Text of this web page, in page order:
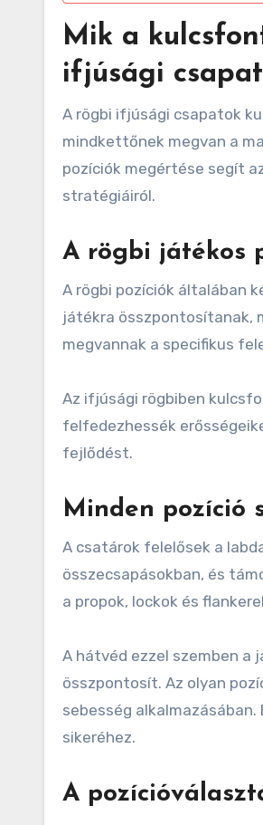
Mik a
ifjúsági
A rögbi ifjúsági csapatok
mindkettőnek megvan a
pozíciók megértése segít
stratégiáiról.
A rögbi játékos
A rögbi pozíciók általában
játékra összpontosítanak,
megvannak a specifikus
Az ifjúsági rögbiben
felfedezhessék
fejlődést.
Minden pozíció
A csatárok felelősek a
összecsapásokban, és
a propok, lockok és
A hátvéd ezzel szemben a
összpontosít. Az olyan
sebesség
sikeréhez.
A